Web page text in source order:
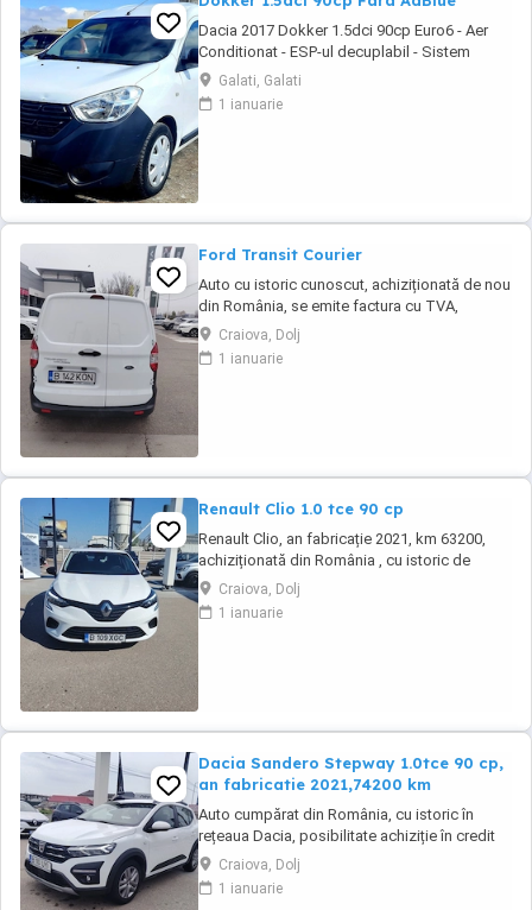
Dacia 2017 Dokker 1.5dci 90cp Euro6 - Aer
Conditionat - ESP-ul decuplabil - Sistem
Start&Stop - Centralizata 2 chei - Functie Eco-
Mode - Geamuri electrice - Oglinzile incalzite -
Radio MP3 original - Bluetooth pt. telefon -
Galati, Galati
1 ianuarie
Ford Transit Courier
Auto cu istoric cunoscut, achiziționată de nou
din România, se emite factura cu TVA,
posibilitate finanțare în leasing sau
credit.Auto se livrează cu ITP valabil, revizie
efectuata( schimb ulei și filtre), garanție.
Craiova, Dolj
1 ianuarie
Renault Clio 1.0 tce 90 cp
Renault Clio, an fabricație 2021, km 63200,
achiziționată din România , cu istoric de
service. Auto se livrează cu ITP valabil, revizie
tehnica( schimb ulei și filtre), garantie
Craiova, Dolj
1 ianuarie
Dacia Sandero Stepway 1.0tce 90 cp,
an fabricatie 2021,74200 km
Auto cumpărat din România, cu istoric în
rețeaua Dacia, posibilitate achiziție în credit
sau leasing.Se emite făcură cu TVA. Auto se
livrează cu ITP valabil, revizie efectuată și
garantie
Craiova, Dolj
1 ianuarie